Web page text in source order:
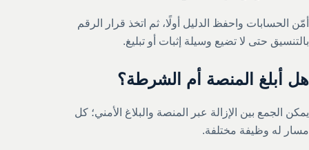
أمّن الحسابات واحفظ الدليل أولًا، ثم اتخذ قرار الرقم
بالتنسيق حتى لا تضيع وسيلة إثبات أو تبليغ.
هل أبلغ المنصة أم الشرطة؟
يمكن الجمع بين الإزالة عبر المنصة والبلاغ الأمني؛ كل
مسار له وظيفة مختلفة.